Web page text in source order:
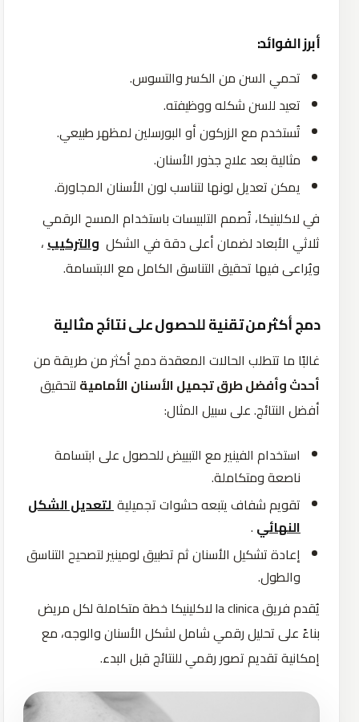
أبرز الفوائد:
تحمي السن من الكسر والتسوس.
تعيد للسن شكله ووظيفته.
تُستخدم مع الزركون أو البورسلين لمظهر طبيعي.
مثالية بعد علاج جذور الأسنان.
يمكن تعديل لونها لتناسب لون الأسنان المجاورة.
في لاكلينيكا، تُصمم التلبيسات باستخدام المسح الرقمي
ثلاثي الأبعاد لضمان أعلى دقة في الشكل والتركيب،
ويُراعى فيها تحقيق التناسق الكامل مع الابتسامة.
دمج أكثر من تقنية للحصول على نتائج مثالية
غالبًا ما تتطلب الحالات المعقدة دمج أكثر من طريقة من
أحدث وأفضل طرق تجميل الأسنان الأمامية لتحقيق
أفضل النتائج. على سبيل المثال:
استخدام الفينير مع التبييض للحصول على ابتسامة
ناصعة ومتكاملة.
تقويم شفاف يتبعه حشوات تجميليةلتعديل الشكل
النهائي .
إعادة تشكيل الأسنان ثم تطبيق لومينير لتصحيح التناسق
والطول.
يُقدم فريق la clinica لاكلينيكا خطة متكاملة لكل مريض
بناءً على تحليل رقمي شامل لشكل الأسنان والوجه، مع
إمكانية تقديم تصور رقمي للنتائج قبل البدء.